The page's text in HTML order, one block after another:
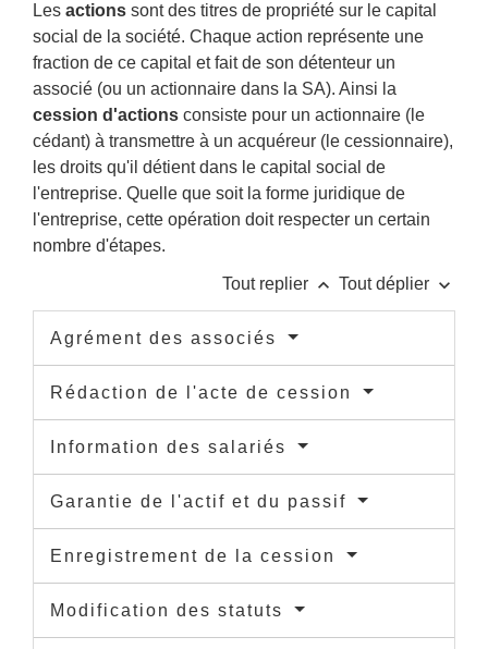
Les actions sont des titres de propriété sur le capital
social de la société. Chaque action représente une
fraction de ce capital et fait de son détenteur un
associé (ou un actionnaire dans la SA). Ainsi la
cession d'actions consiste pour un actionnaire (le
cédant) à transmettre à un acquéreur (le cessionnaire),
les droits qu'il détient dans le capital social de
l'entreprise. Quelle que soit la forme juridique de
l'entreprise, cette opération doit respecter un certain
nombre d'étapes.
Tout replier keyboard_arrow_up Tout déplier keyboard_arrow_down
Agrément des associés
Rédaction de l'acte de cession
Information des salariés
Garantie de l'actif et du passif
Enregistrement de la cession
Modification des statuts